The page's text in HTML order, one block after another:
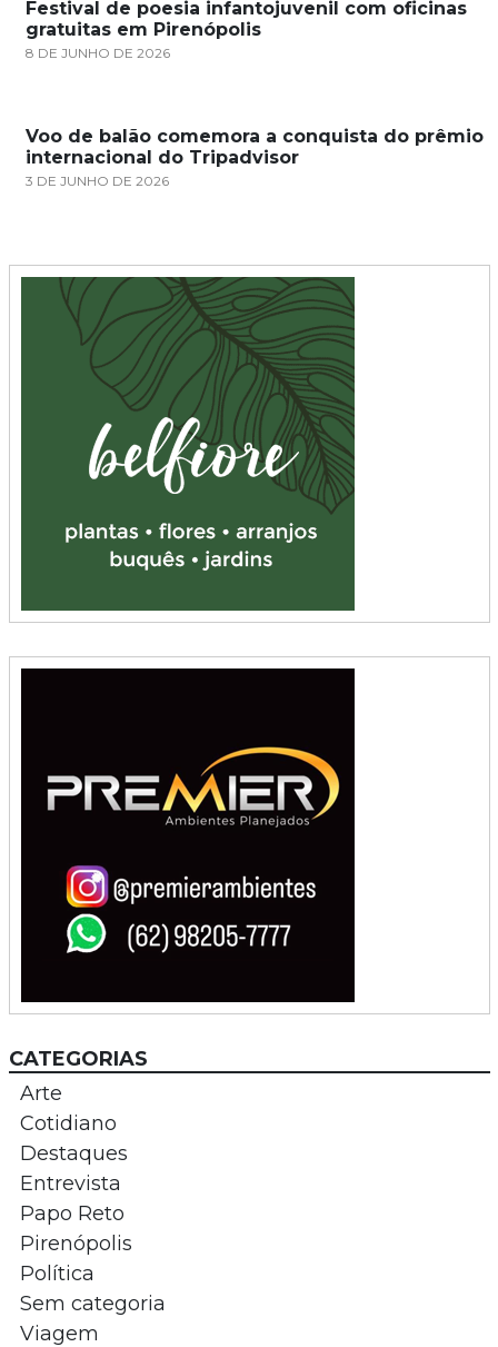
Festival de poesia infantojuvenil com oficinas
gratuitas em Pirenópolis
8 DE JUNHO DE 2026
Voo de balão comemora a conquista do prêmio
internacional do Tripadvisor
3 DE JUNHO DE 2026
CATEGORIAS
Arte
Cotidiano
Destaques
Entrevista
Papo Reto
Pirenópolis
Política
Sem categoria
Viagem